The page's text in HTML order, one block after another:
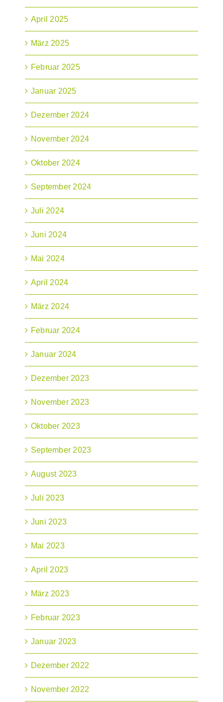
April 2025
März 2025
Februar 2025
Januar 2025
Dezember 2024
November 2024
Oktober 2024
September 2024
Juli 2024
Juni 2024
Mai 2024
April 2024
März 2024
Februar 2024
Januar 2024
Dezember 2023
November 2023
Oktober 2023
September 2023
August 2023
Juli 2023
Juni 2023
Mai 2023
April 2023
März 2023
Februar 2023
Januar 2023
Dezember 2022
November 2022